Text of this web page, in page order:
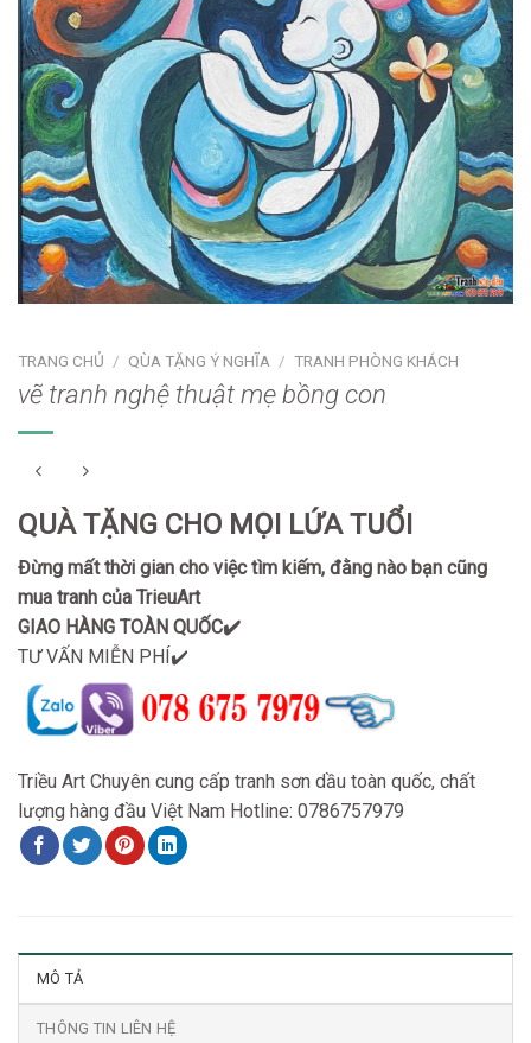
TRANG CHỦ / QÙA TẶNG Ý NGHĨA / TRANH PHÒNG KHÁCH
vẽ tranh nghệ thuật mẹ bồng con
QUÀ TẶNG CHO MỌI LỨA TUỔI
Đừng mất thời gian cho việc tìm kiếm, đằng nào bạn cũng
mua tranh của TrieuArt
GIAO HÀNG TOÀN QUỐC✔️
TƯ VẤN MIỄN PHÍ✔️
Triều Art Chuyên cung cấp tranh sơn dầu toàn quốc, chất
lượng hàng đầu Việt Nam Hotline: 0786757979
MÔ TẢ
THÔNG TIN LIÊN HỆ